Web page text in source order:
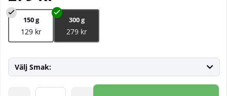
150 g
129 kr
300 g
279 kr
Välj Smak: